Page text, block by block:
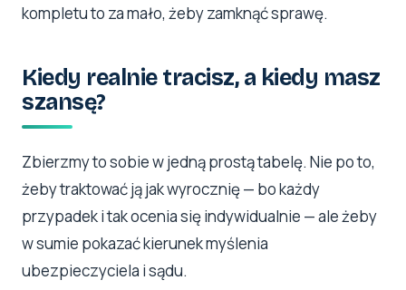
kompletu to za mało, żeby zamknąć sprawę.
Kiedy realnie tracisz, a kiedy masz
szansę?
Zbierzmy to sobie w jedną prostą tabelę. Nie po to,
żeby traktować ją jak wyrocznię — bo każdy
przypadek i tak ocenia się indywidualnie — ale żeby
w sumie pokazać kierunek myślenia
ubezpieczyciela i sądu.